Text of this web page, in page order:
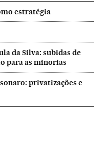
estratégia
da Silva: subidas de
para as minorias
privatizações e